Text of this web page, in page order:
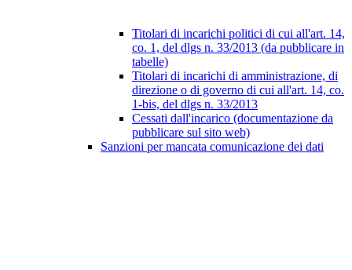
Titolari di incarichi politici di cui all'art. 14,
co. 1, del dlgs n. 33/2013 (da pubblicare in
tabelle)
Titolari di incarichi di amministrazione, di
direzione o di governo di cui all'art. 14, co.
1-bis, del dlgs n. 33/2013
Cessati dall'incarico (documentazione da
pubblicare sul sito web)
Sanzioni per mancata comunicazione dei dati